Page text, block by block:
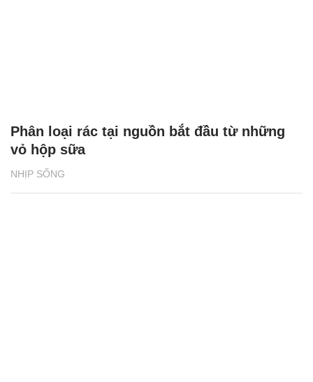
NHỊP SỐNG
Phân loại rác tại nguồn bắt đầu từ những
vỏ hộp sữa